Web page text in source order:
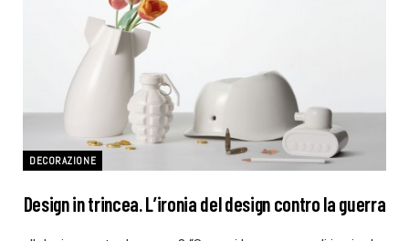
DECORAZIONE
Design in trincea. L’ironia del design contro la guerra